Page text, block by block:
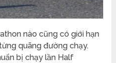
nào cũng có giới hạn
quãng đường chạy.
bị chạy lần Half